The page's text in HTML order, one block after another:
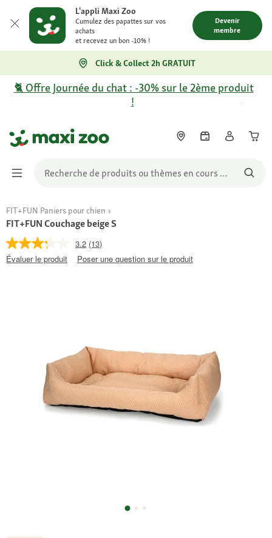
L'appli Maxi Zoo
Cumulez des papattes sur vos
achats
et recevez un bon -10% !
Devenir
membre
Click & Collect 2h GRATUIT
🐈 Offre Journée du chat : -30% sur le 2ème produit
!
FIT+FUN Paniers pour chien
FIT+FUN Couchage beige S
3.2 (13)
Évaluer le produit
Poser une question sur le produit